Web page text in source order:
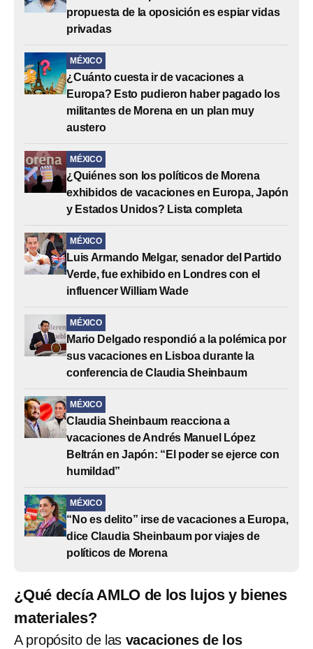
propuesta de la oposición es espiar vidas
privadas
MÉXICO
¿Cuánto cuesta ir de vacaciones a
Europa? Esto pudieron haber pagado los
militantes de Morena en un plan muy
austero
MÉXICO
¿Quiénes son los políticos de Morena
exhibidos de vacaciones en Europa, Japón
y Estados Unidos? Lista completa
MÉXICO
Luis Armando Melgar, senador del Partido
Verde, fue exhibido en Londres con el
influencer William Wade
MÉXICO
Mario Delgado respondió a la polémica por
sus vacaciones en Lisboa durante la
conferencia de Claudia Sheinbaum
MÉXICO
Claudia Sheinbaum reacciona a
vacaciones de Andrés Manuel López
Beltrán en Japón: “El poder se ejerce con
humildad”
MÉXICO
“No es delito” irse de vacaciones a Europa,
dice Claudia Sheinbaum por viajes de
políticos de Morena
¿Qué decía AMLO de los lujos y bienes
materiales?
A propósito de las vacaciones de los